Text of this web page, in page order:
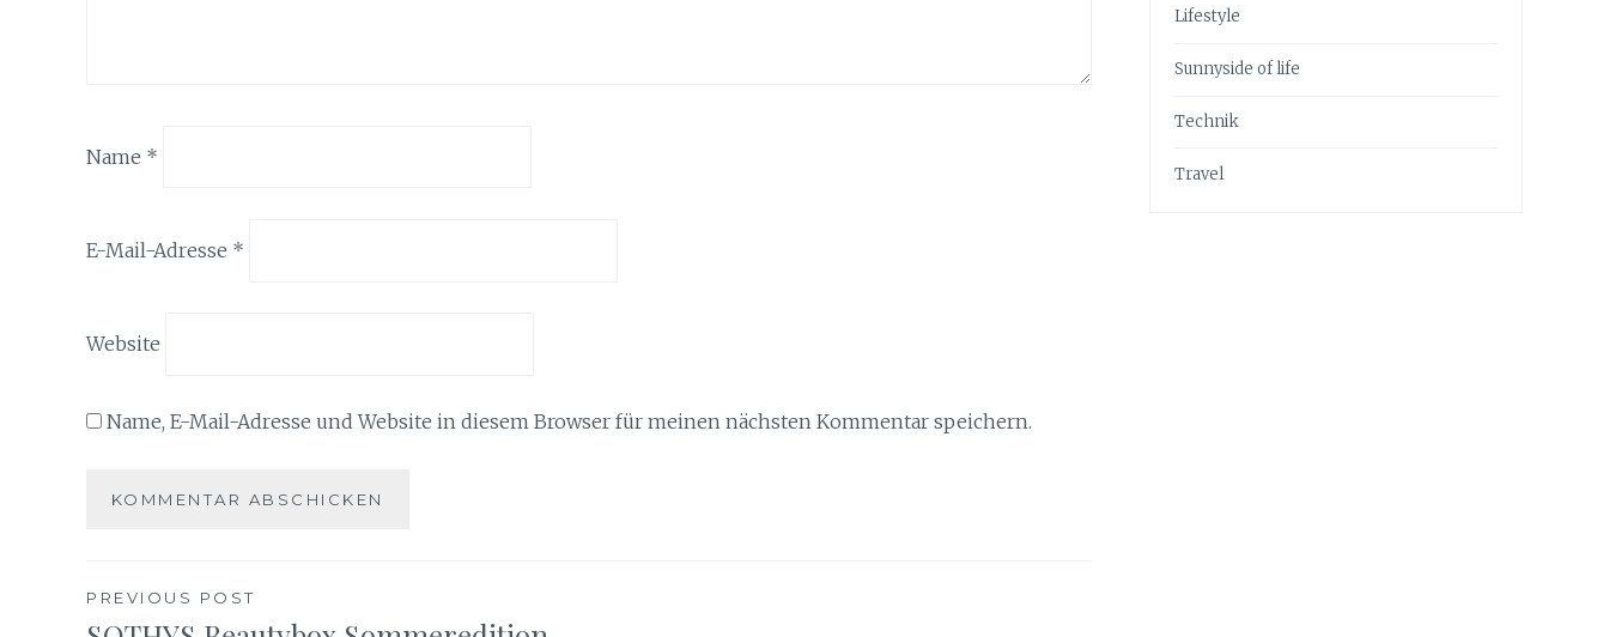
Name *
E-Mail-Adresse *
Website
Name, E-Mail-Adresse und Website in diesem Browser für meinen nächsten Kommentar speichern.
Beitragsnavigation
PREVIOUS POST
Lifestyle
Sunnyside of life
Technik
Travel